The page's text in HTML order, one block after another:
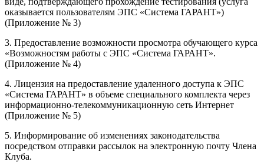
оказывается пользователям ЭПС «Система ГАРАНТ»)
(Приложение № 3)
3. Предоставление возможности просмотра обучающего курса
«Возможностям работы с ЭПС «Система ГАРАНТ».
(Приложение № 4)
4. Лицензия на предоставление удаленного доступа к ЭПС
«Система ГАРАНТ» в объеме специального комплекта через
информационно-телекоммуникационную сеть Интернет
(Приложение № 5)
5. Информирование об изменениях законодательства
посредством отправки рассылок на электронную почту Члена
Клуба.